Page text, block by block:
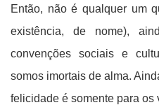
Então, não é qualquer um
existência, de nome),
convenções sociais e
somos imortais de alma.
felicidade é somente para os